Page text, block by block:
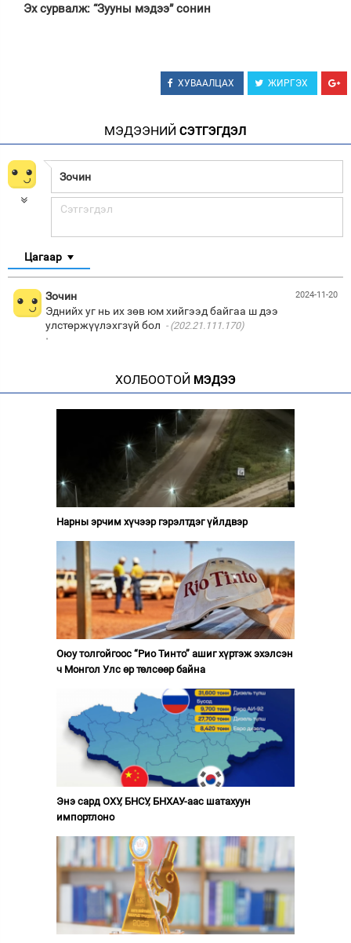
Эх сурвалж: “Зууны мэдээ” сонин
ХУВААЛЦАХ ЖИРГЭХ
МЭДЭЭНИЙ СЭТГЭГДЭЛ
Цагаар
2024-11-20
Зочин
Эднийх уг нь их зөв юм хийгээд байгаа ш дээ
улстөржүүлэхгзүй бол
(202.21.111.170)
·
ХОЛБООТОЙ МЭДЭЭ
Нарны эрчим хүчээр гэрэлтдэг үйлдвэр
Оюу толгойгоос “Рио Тинто” ашиг хүртэж эхэлсэн
ч Монгол Улс өр төлсөөр байна
Энэ сард ОХУ, БНСУ, БНХАУ-аас шатахуун
импортлоно